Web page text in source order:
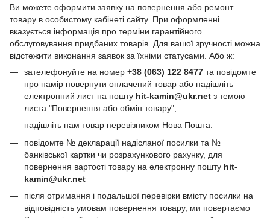
Ви можете оформити заявку на повернення або ремонт
товару в особистому кабінеті сайту. При оформленні
вказується інформація про терміни гарантійного
обслуговування придбаних товарів. Для вашої зручності можна
відстежити виконання заявок за їхніми статусами. Або ж:
зателефонуйте на номер +38 (063) 122 8477 та повідомте
про намір повернути оплачений товар або надішліть
електронний лист на пошту hit-kamin@ukr.net з темою
листа "Повернення або обмін товару";
надішліть нам товар перевізником Нова Пошта.
повідомте № декларації надісланої посилки та №
банківської картки чи розрахункового рахунку, для
повернення вартості товару на електронну пошту hit-
kamin@ukr.net
після отримання і подальшої перевірки вмісту посилки на
відповідність умовам повернення товару, ми повертаємо